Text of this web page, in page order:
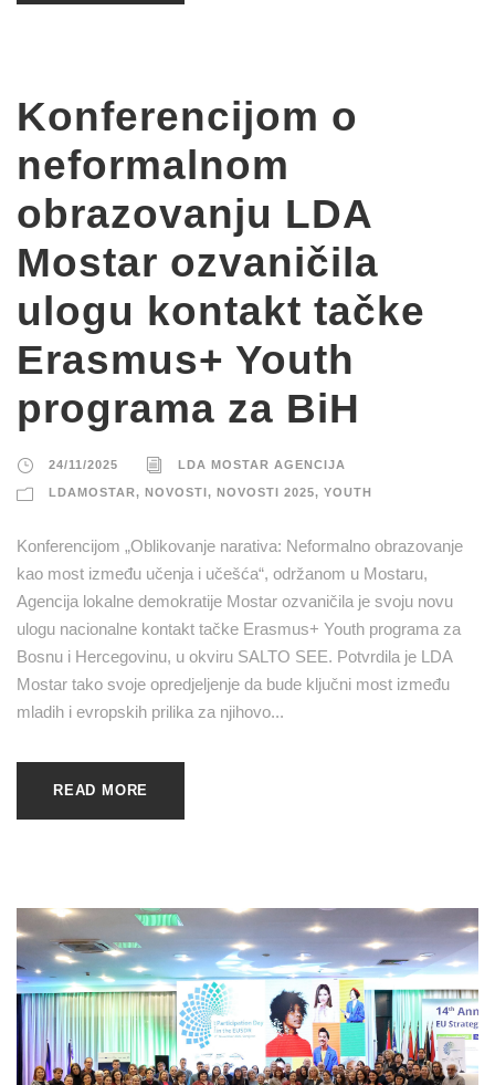
Konferencijom o
neformalnom
obrazovanju LDA
Mostar ozvaničila
ulogu kontakt tačke
Erasmus+ Youth
programa za BiH
24/11/2025 LDA MOSTAR AGENCIJA
LDAMOSTAR, NOVOSTI, NOVOSTI 2025, YOUTH
Konferencijom „Oblikovanje narativa: Neformalno obrazovanje
kao most između učenja i učešća“, održanom u Mostaru,
Agencija lokalne demokratije Mostar ozvaničila je svoju novu
ulogu nacionalne kontakt tačke Erasmus+ Youth programa za
Bosnu i Hercegovinu, u okviru SALTO SEE. Potvrdila je LDA
Mostar tako svoje opredjeljenje da bude ključni most između
mladih i evropskih prilika za njihovo...
READ MORE